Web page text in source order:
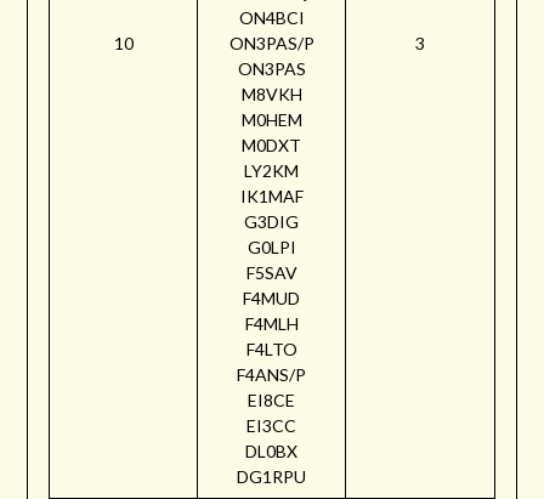
10
ON4BCI
ON3PAS/P
ON3PAS
M8VKH
M0HEM
M0DXT
LY2KM
IK1MAF
G3DIG
G0LPI
F5SAV
F4MUD
F4MLH
F4LTO
F4ANS/P
EI8CE
EI3CC
DL0BX
DG1RPU
3